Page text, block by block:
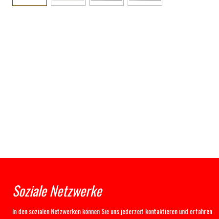
Soziale Netzwerke
In den sozialen Netzwerken können Sie uns jederzeit kontaktieren und erfahren